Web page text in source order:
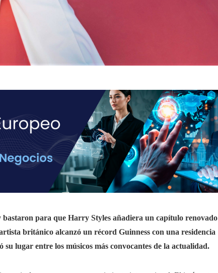
bastaron para que Harry Styles añadiera un capítulo renovado
británico alcanzó un récord Guinness con una residencia
su lugar entre los músicos más convocantes de la actualidad.